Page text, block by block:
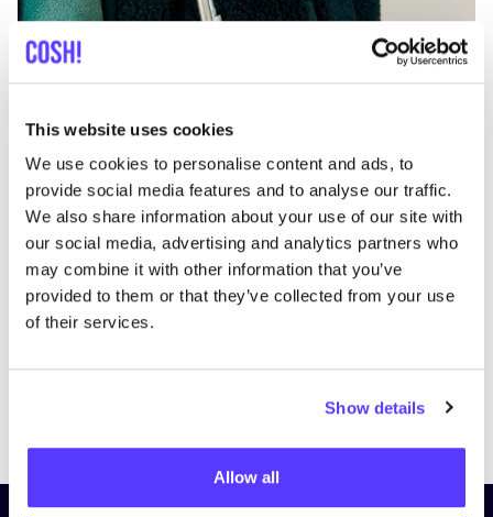
This website uses cookies
We use cookies to personalise content and ads, to
provide social media features and to analyse our traffic.
We also share information about your use of our site with
our social media, advertising and analytics partners who
may combine it with other information that you’ve
provided to them or that they’ve collected from your use
of their services.
Show details
Allow all
PreviousNext